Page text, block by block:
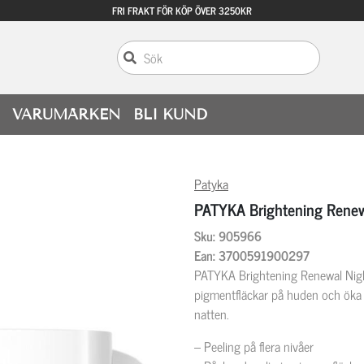
FRI FRAKT FÖR KÖP ÖVER 3250KR
VARUMÄRKEN BLI KUND
Patyka
PATYKA Brightening
Sku: 905966
Ean: 3700591900297
PATYKA Brightening Renewal
pigmentfläckar på huden och
natten.
– Peeling på flera nivåer